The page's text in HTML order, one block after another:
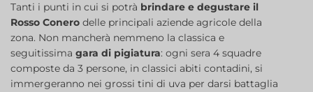
Tanti i punti in cui si potrà brindare e degustare il
Rosso Conero delle principali aziende agricole della
zona. Non mancherà nemmeno la classica e
seguitissima gara di pigiatura: ogni sera 4 squadre
composte da 3 persone, in classici abiti contadini, si
immergeranno nei grossi tini di uva per darsi battaglia